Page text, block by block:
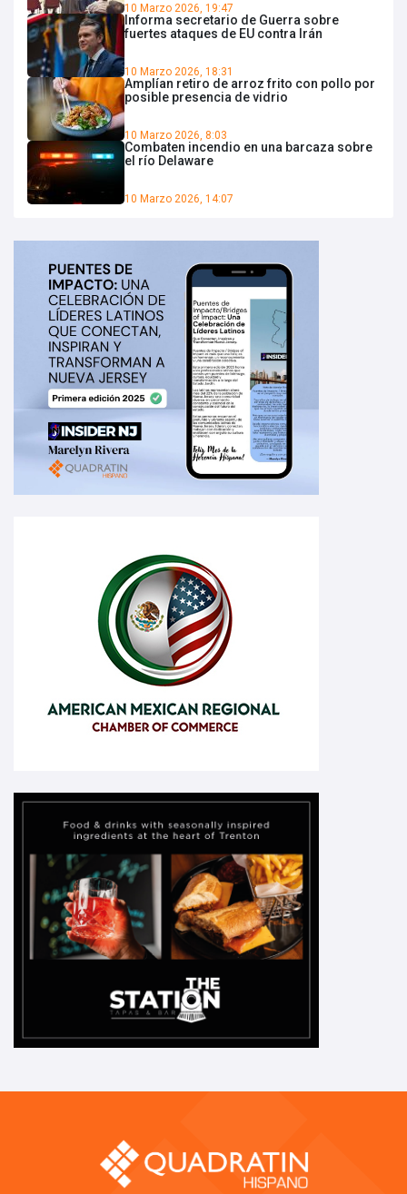
10 Marzo 2026, 19:47
Informa secretario de Guerra sobre
fuertes ataques de EU contra Irán
10 Marzo 2026, 18:31
Amplían retiro de arroz frito con pollo por
posible presencia de vidrio
10 Marzo 2026, 8:03
Combaten incendio en una barcaza sobre
el río Delaware
10 Marzo 2026, 14:07